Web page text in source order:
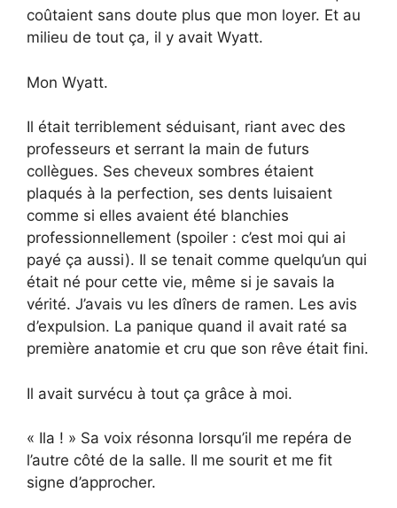
coûtaient sans doute plus que mon loyer. Et au
milieu de tout ça, il y avait Wyatt.
Mon Wyatt.
Il était terriblement séduisant, riant avec des
professeurs et serrant la main de futurs
collègues. Ses cheveux sombres étaient
plaqués à la perfection, ses dents luisaient
comme si elles avaient été blanchies
professionnellement (spoiler : c’est moi qui ai
payé ça aussi). Il se tenait comme quelqu’un qui
était né pour cette vie, même si je savais la
vérité. J’avais vu les dîners de ramen. Les avis
d’expulsion. La panique quand il avait raté sa
première anatomie et cru que son rêve était fini.
Il avait survécu à tout ça grâce à moi.
« Ila ! » Sa voix résonna lorsqu’il me repéra de
l’autre côté de la salle. Il me sourit et me fit
signe d’approcher.